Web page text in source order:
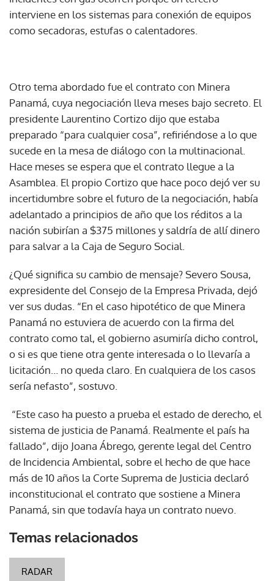
interviene en los sistemas para conexión de equipos
como secadoras, estufas o calentadores.
Otro tema abordado fue el contrato con Minera
Panamá, cuya negociación lleva meses bajo secreto. El
presidente Laurentino Cortizo dijo que estaba
preparado “para cualquier cosa”, refiriéndose a lo que
sucede en la mesa de diálogo con la multinacional.
Hace meses se espera que el contrato llegue a la
Asamblea. El propio Cortizo que hace poco dejó ver su
incertidumbre sobre el futuro de la negociación, había
adelantado a principios de año que los réditos a la
nación subirían a $375 millones y saldría de allí dinero
para salvar a la Caja de Seguro Social.
¿Qué significa su cambio de mensaje? Severo Sousa,
expresidente del Consejo de la Empresa Privada, dejó
ver sus dudas. “En el caso hipotético de que Minera
Panamá no estuviera de acuerdo con la firma del
contrato como tal, el gobierno asumiría dicho control,
o si es que tiene otra gente interesada o lo llevaría a
licitación… no queda claro. En cualquiera de los casos
sería nefasto”, sostuvo.
“Este caso ha puesto a prueba el estado de derecho, el
sistema de justicia de Panamá. Realmente el país ha
fallado”, dijo Joana Ábrego, gerente legal del Centro
de Incidencia Ambiental, sobre el hecho de que hace
más de 10 años la Corte Suprema de Justicia declaró
inconstitucional el contrato que sostiene a Minera
Panamá, sin que todavía haya un contrato nuevo.
Temas relacionados
RADAR